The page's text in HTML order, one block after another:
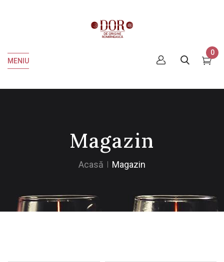
MENIU
0
Magazin
Acasă Magazin